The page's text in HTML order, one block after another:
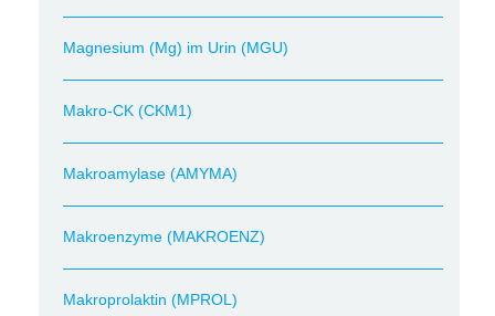
Magnesium (Mg) im Urin (MGU)
Makro-CK (CKM1)
Makroamylase (AMYMA)
Makroenzyme (MAKROENZ)
Makroprolaktin (MPROL)